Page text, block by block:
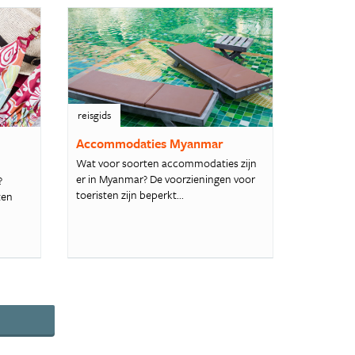
reisgids
Accommodaties Myanmar
Wat voor soorten accommodaties zijn
er in Myanmar? De voorzieningen voor
toeristen zijn beperkt...